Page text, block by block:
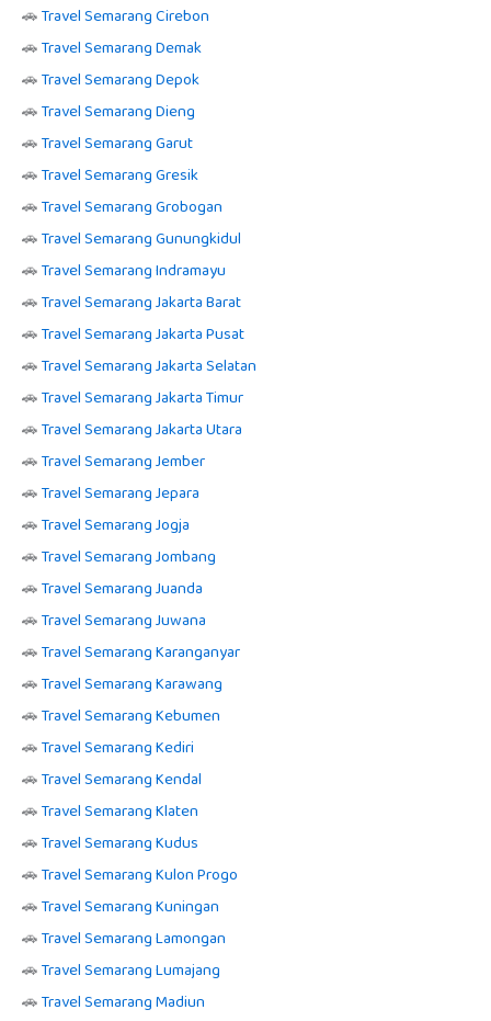
🚗Travel Semarang Cirebon
🚗Travel Semarang Demak
🚗Travel Semarang Depok
🚗Travel Semarang Dieng
🚗Travel Semarang Garut
🚗Travel Semarang Gresik
🚗Travel Semarang Grobogan
🚗Travel Semarang Gunungkidul
🚗Travel Semarang Indramayu
🚗Travel Semarang Jakarta Barat
🚗Travel Semarang Jakarta Pusat
🚗Travel Semarang Jakarta Selatan
🚗Travel Semarang Jakarta Timur
🚗Travel Semarang Jakarta Utara
🚗Travel Semarang Jember
🚗Travel Semarang Jepara
🚗Travel Semarang Jogja
🚗Travel Semarang Jombang
🚗Travel Semarang Juanda
🚗Travel Semarang Juwana
🚗Travel Semarang Karanganyar
🚗Travel Semarang Karawang
🚗Travel Semarang Kebumen
🚗Travel Semarang Kediri
🚗Travel Semarang Kendal
🚗Travel Semarang Klaten
🚗Travel Semarang Kudus
🚗Travel Semarang Kulon Progo
🚗Travel Semarang Kuningan
🚗Travel Semarang Lamongan
🚗Travel Semarang Lumajang
🚗Travel Semarang Madiun